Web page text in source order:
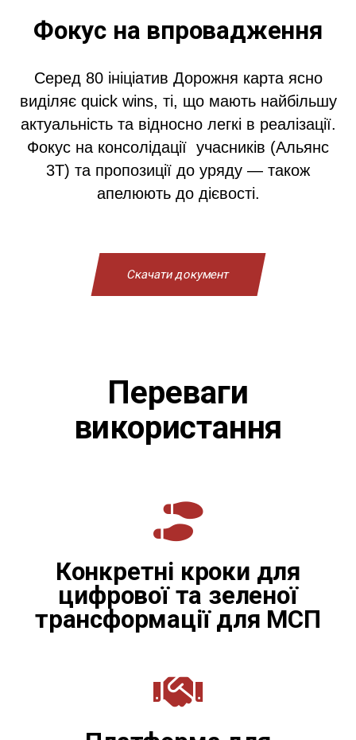
Фокус на впровадження
Серед 80 ініціатив Дорожня карта ясно
виділяє quick wins, ті, що мають найбільшу
актуальність та відносно легкі в реалізації.
Фокус на консолідації учасників (Aльянс
3Т) та пропозиції до уряду — також
апелюють до дієвості.
Скачати документ
Переваги
використання
Конкретні кроки для
цифрової та зеленої
трансформації для МСП